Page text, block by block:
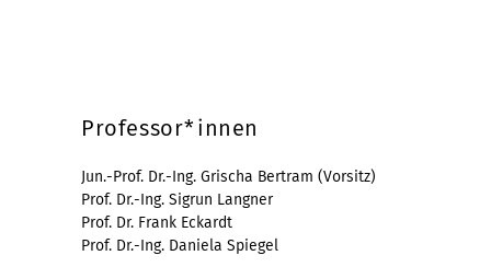
Professor*innen
Jun.-Prof. Dr.-Ing. Grischa Bertram (Vorsitz)
Prof. Dr.-Ing. Sigrun Langner
Prof. Dr. Frank Eckardt
Prof. Dr.-Ing. Daniela Spiegel